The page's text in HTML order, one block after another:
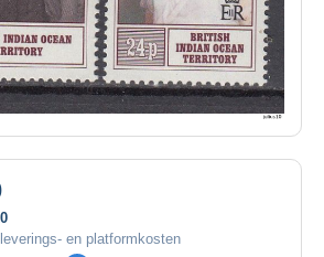
en platformkosten